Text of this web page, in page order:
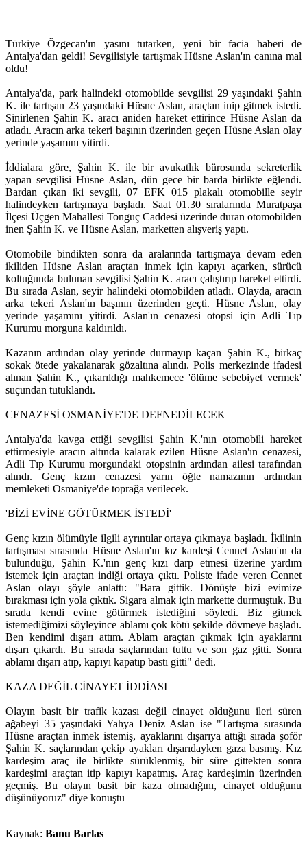
Türkiye Özgecan'ın yasını tutarken, yeni bir facia haberi de
Antalya'dan geldi! Sevgilisiyle tartışmak Hüsne Aslan'ın canına mal
oldu!
Antalya'da, park halindeki otomobilde sevgilisi 29 yaşındaki Şahin
K. ile tartışan 23 yaşındaki Hüsne Aslan, araçtan inip gitmek istedi.
Sinirlenen Şahin K. aracı aniden hareket ettirince Hüsne Aslan da
atladı. Aracın arka tekeri başının üzerinden geçen Hüsne Aslan olay
yerinde yaşamını yitirdi.
İddialara göre, Şahin K. ile bir avukatlık bürosunda sekreterlik
yapan sevgilisi Hüsne Aslan, dün gece bir barda birlikte eğlendi.
Bardan çıkan iki sevgili, 07 EFK 015 plakalı otomobille seyir
halindeyken tartışmaya başladı. Saat 01.30 sıralarında Muratpaşa
İlçesi Üçgen Mahallesi Tonguç Caddesi üzerinde duran otomobilden
inen Şahin K. ve Hüsne Aslan, marketten alışveriş yaptı.
Otomobile bindikten sonra da aralarında tartışmaya devam eden
ikiliden Hüsne Aslan araçtan inmek için kapıyı açarken, sürücü
koltuğunda bulunan sevgilisi Şahin K. aracı çalıştırıp hareket ettirdi.
Bu sırada Aslan, seyir halindeki otomobilden atladı. Olayda, aracın
arka tekeri Aslan'ın başının üzerinden geçti. Hüsne Aslan, olay
yerinde yaşamını yitirdi. Aslan'ın cenazesi otopsi için Adli Tıp
Kurumu morguna kaldırıldı.
Kazanın ardından olay yerinde durmayıp kaçan Şahin K., birkaç
sokak ötede yakalanarak gözaltına alındı. Polis merkezinde ifadesi
alınan Şahin K., çıkarıldığı mahkemece 'ölüme sebebiyet vermek'
suçundan tutuklandı.
CENAZESİ OSMANİYE'DE DEFNEDİLECEK
Antalya'da kavga ettiği sevgilisi Şahin K.'nın otomobili hareket
ettirmesiyle aracın altında kalarak ezilen Hüsne Aslan'ın cenazesi,
Adli Tıp Kurumu morgundaki otopsinin ardından ailesi tarafından
alındı. Genç kızın cenazesi yarın öğle namazının ardından
memleketi Osmaniye'de toprağa verilecek.
'BİZİ EVİNE GÖTÜRMEK İSTEDİ'
Genç kızın ölümüyle ilgili ayrıntılar ortaya çıkmaya başladı. İkilinin
tartışması sırasında Hüsne Aslan'ın kız kardeşi Cennet Aslan'ın da
bulunduğu, Şahin K.'nın genç kızı darp etmesi üzerine yardım
istemek için araçtan indiği ortaya çıktı. Poliste ifade veren Cennet
Aslan olayı şöyle anlattı: "Bara gittik. Dönüşte bizi evimize
bırakması için yola çıktık. Sigara almak için markette durmuştuk. Bu
sırada kendi evine götürmek istediğini söyledi. Biz gitmek
istemediğimizi söyleyince ablamı çok kötü şekilde dövmeye başladı.
Ben kendimi dışarı attım. Ablam araçtan çıkmak için ayaklarını
dışarı çıkardı. Bu sırada saçlarından tuttu ve son gaz gitti. Sonra
ablamı dışarı atıp, kapıyı kapatıp bastı gitti" dedi.
KAZA DEĞİL CİNAYET İDDİASI
Olayın basit bir trafik kazası değil cinayet olduğunu ileri süren
ağabeyi 35 yaşındaki Yahya Deniz Aslan ise "Tartışma sırasında
Hüsne araçtan inmek istemiş, ayaklarını dışarıya attığı sırada şoför
Şahin K. saçlarından çekip ayakları dışarıdayken gaza basmış. Kız
kardeşim araç ile birlikte sürüklenmiş, bir süre gittekten sonra
kardeşimi araçtan itip kapıyı kapatmış. Araç kardeşimin üzerinden
geçmiş. Bu olayın basit bir kaza olmadığını, cinayet olduğunu
düşünüyoruz" diye konuştu
Kaynak: Banu Barlas